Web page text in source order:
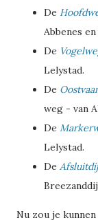
De
Abbenes
De
Lelystad.
De
weg - van
De
Lelystad.
De
Nu zou je